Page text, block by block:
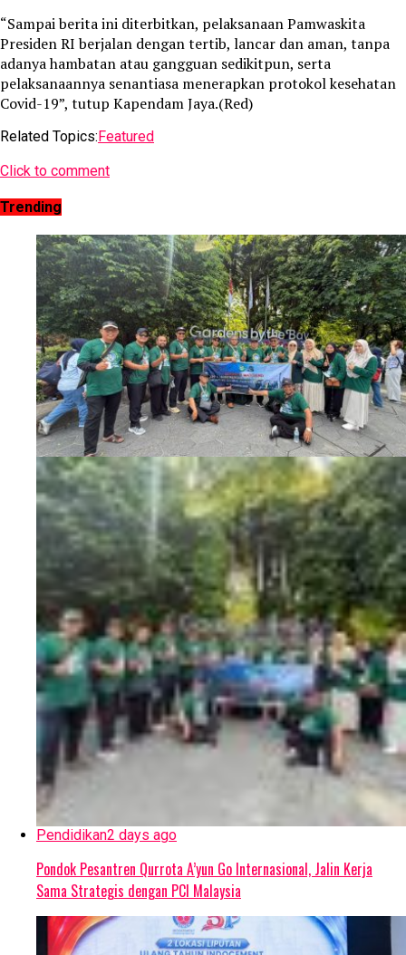
“Sampai berita ini diterbitkan, pelaksanaan Pamwaskita
Presiden RI berjalan dengan tertib, lancar dan aman, tanpa
adanya hambatan atau gangguan sedikitpun, serta
pelaksanaannya senantiasa menerapkan protokol kesehatan
Covid-19”, tutup Kapendam Jaya.(Red)
Related Topics:Featured
Click to comment
Trending
Pendidikan2 days ago
Pondok Pesantren Qurrota A’yun Go Internasional, Jalin Kerja
Sama Strategis dengan PCI Malaysia